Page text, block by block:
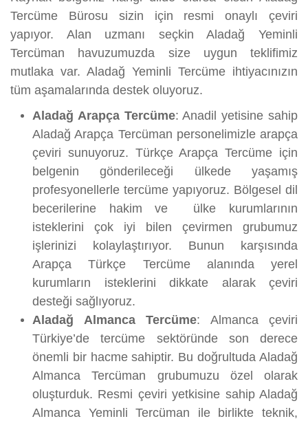
Tercüme Bürosu sizin için resmi onaylı çeviri
yapıyor. Alan uzmanı seçkin Aladağ Yeminli
Tercüman havuzumuzda size uygun teklifimiz
mutlaka var. Aladağ Yeminli Tercüme ihtiyacınızın
tüm aşamalarında destek oluyoruz.
Aladağ Arapça Tercüme: Anadil yetisine sahip
Aladağ Arapça Tercüman personelimizle arapça
çeviri sunuyoruz. Türkçe Arapça Tercüme için
belgenin gönderileceği ülkede yaşamış
profesyonellerle tercüme yapıyoruz. Bölgesel dil
becerilerine hakim ve ülke kurumlarının
isteklerini çok iyi bilen çevirmen grubumuz
işlerinizi kolaylaştırıyor. Bunun karşısında
Arapça Türkçe Tercüme alanında yerel
kurumların isteklerini dikkate alarak çeviri
desteği sağlıyoruz.
Aladağ Almanca Tercüme: Almanca çeviri
Türkiye’de tercüme sektöründe son derece
önemli bir hacme sahiptir. Bu doğrultuda Aladağ
Almanca Tercüman grubumuzu özel olarak
oluşturduk. Resmi çeviri yetkisine sahip Aladağ
Almanca Yeminli Tercüman ile birlikte teknik,